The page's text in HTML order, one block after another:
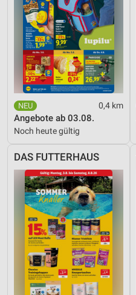
0,4 km
Angebote ab 03.08.
Noch heute gültig
DAS FUTTERHAUS